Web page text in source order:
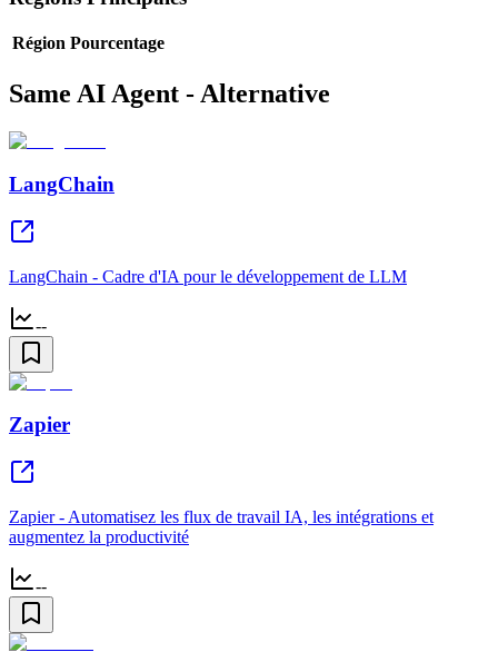
Région Pourcentage
Same AI Agent - Alternative
LangChain
LangChain - Cadre d'IA pour le développement de LLM
--
Zapier
Zapier - Automatisez les flux de travail IA, les intégrations et
augmentez la productivité
--